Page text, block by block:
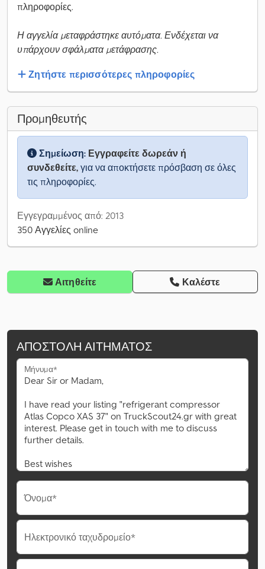
πληροφορίες.
Η αγγελία μεταφράστηκε αυτόματα. Ενδέχεται να
υπάρχουν σφάλματα μετάφρασης.
Ζητήστε περισσότερες πληροφορίες
Προμηθευτής
Σημείωση: Εγγραφείτε δωρεάν ή
συνδεθείτε, για να αποκτήσετε πρόσβαση σε όλες
τις πληροφορίες.
Εγγεγραμμένος από: 2013
350 Αγγελίες online
Αιτηθείτε Καλέστε
ΑΠΟΣΤΟΛΉ ΑΙΤΉΜΑΤΟΣ
Μήνυμα*
Όνομα*
Ηλεκτρονικό ταχυδρομείο*